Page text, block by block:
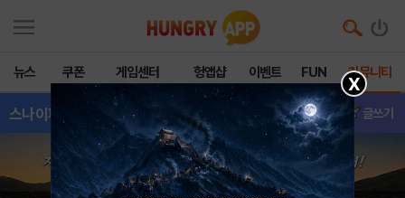
뉴스 쿠폰 게임센터 헝앱샵 이벤트 FUN 커뮤니티
스나이퍼챔피언 - 질문 글쓰기
X